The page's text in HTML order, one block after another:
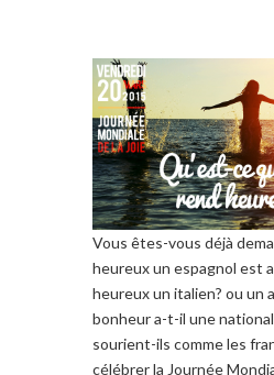
Vous êtes-vous déjà
heureux un espagnol est
heureuxun italien? ou un
bonheura-t-il une
sourient-ils comme les
célébrer la Journée